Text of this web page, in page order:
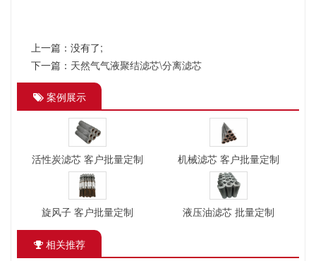
上一篇：没有了;
下一篇： 天然气气液聚结滤芯\分离滤芯
案例展示
活性炭滤芯 客户批量定制 机械滤芯 客户批量定制
旋风子 客户批量定制 液压油滤芯 批量定制
相关推荐